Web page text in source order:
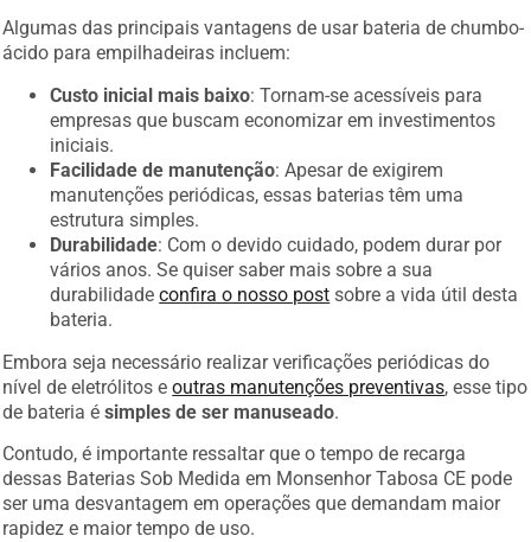
Algumas das principais vantagens de usar bateria de chumbo-
ácido para empilhadeiras incluem:
Custo inicial mais baixo: Tornam-se acessíveis para
empresas que buscam economizar em investimentos
iniciais.
Facilidade de manutenção: Apesar de exigirem
manutenções periódicas, essas baterias têm uma
estrutura simples.
Durabilidade: Com o devido cuidado, podem durar por
vários anos. Se quiser saber mais sobre a sua
durabilidadeconfira o nosso post sobre a vida útil desta
bateria.
Embora seja necessário realizar verificações periódicas do
nível de eletrólitos eoutras manutenções preventivas, esse tipo
de bateria ésimples de ser manuseado.
Contudo, é importante ressaltar que o tempo de recarga
dessas Baterias Sob Medida em Monsenhor Tabosa CE pode
ser uma desvantagem em operações que demandam maior
rapidez e maior tempo de uso.